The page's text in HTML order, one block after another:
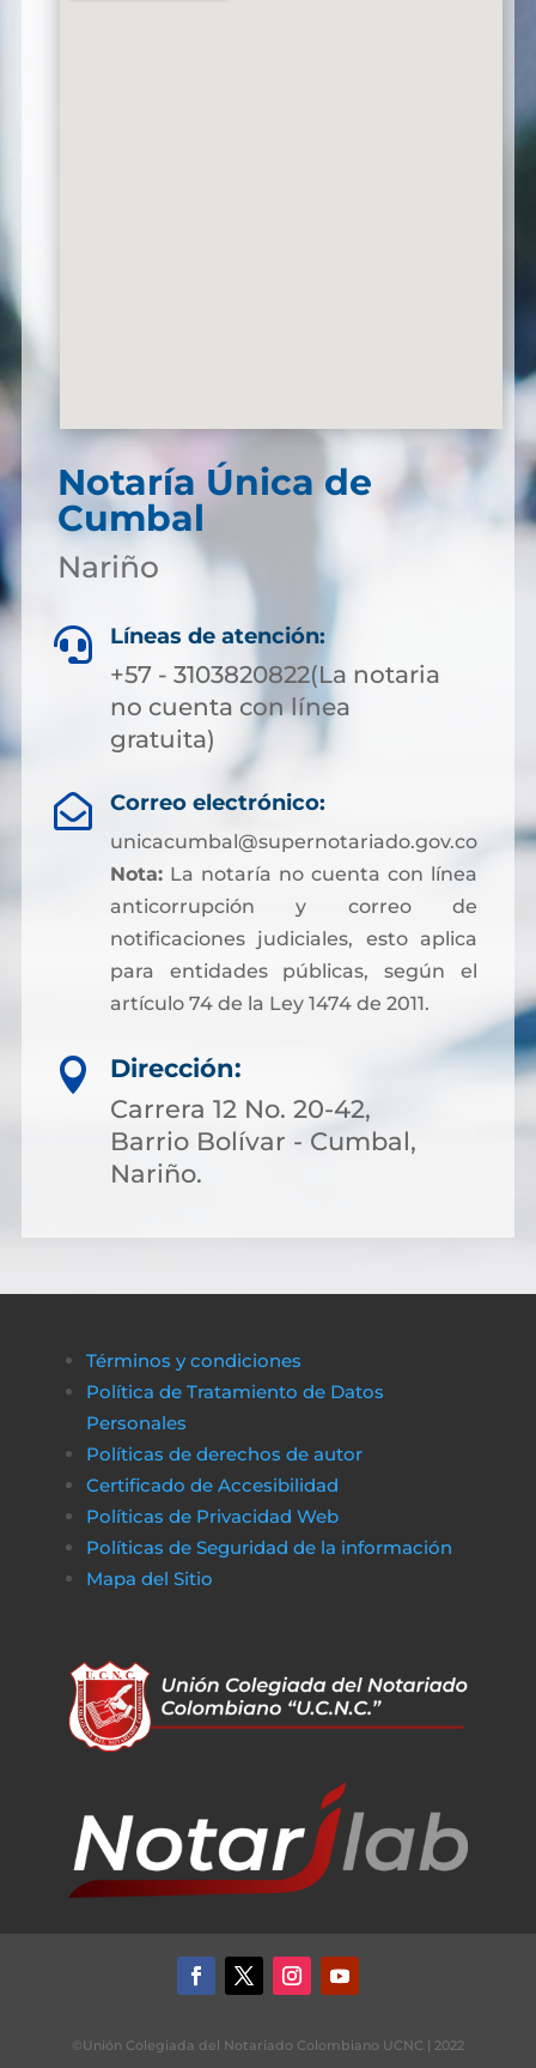
Notaría Única de
Cumbal
Nariño
 Líneas de atención:
+57 - 3103820822(La notaria
no cuenta con línea
gratuita)
 Correo electrónico:
unicacumbal@supernotariado.gov.co
Nota:La notaría no cuenta con línea
anticorrupción y correo de
notificaciones judiciales, esto aplica
para entidades públicas, según el
artículo 74 de la Ley 1474 de 2011.

Dirección:
Carrera 12 No. 20-42,
Barrio Bolívar - Cumbal,
Nariño.
Términos y condiciones
Política de Tratamiento de Datos
Personales
Políticas de derechos de autor
Certificado de Accesibilidad
Políticas de Privacidad Web
Políticas de Seguridad de la información
Mapa del Sitio
©Unión Colegiada del Notariado Colombiano UCNC | 2022